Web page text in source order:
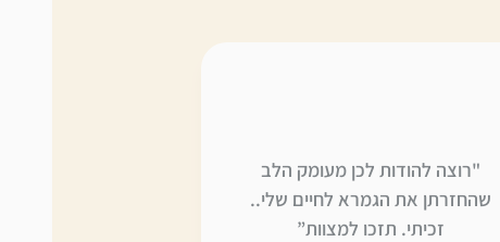
"רוצה להודות לכן מעומק הלב
שהחזרתן את הגמרא לחיים שלי..
זכיתי. תזכו למצוות”